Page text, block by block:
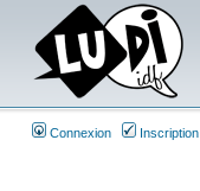
Connexion Inscription